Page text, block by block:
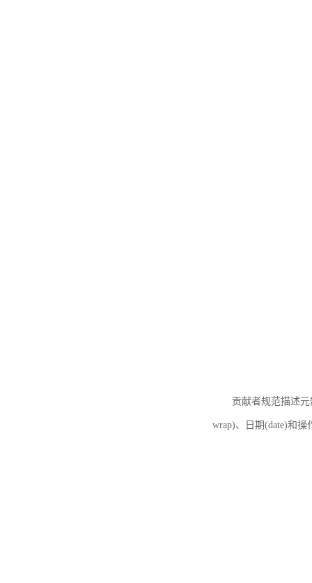
贡献者规范描述
wrap)、日期(date)和操